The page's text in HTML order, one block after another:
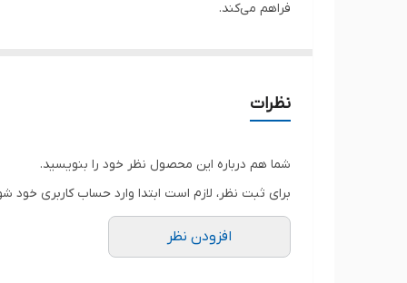
فراهم می‌کند.
برای ارتقاء سیستم‌ها شناخته می‌شوند و همواره
نظرات
شما هم درباره این محصول نظر خود را بنویسید.
برای ثبت نظر، لازم است ابتدا وارد حساب کاربری خود
افزودن نظر